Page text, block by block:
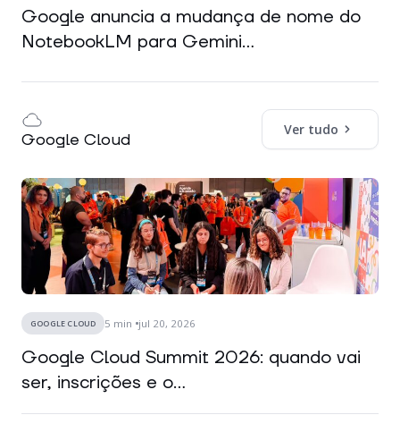
Google anuncia a mudança de nome do
NotebookLM para Gemini...
Google Cloud
Ver tudo
GOOGLE CLOUD 5 min jul 20, 2026
Google Cloud Summit 2026: quando vai
ser, inscrições e o...